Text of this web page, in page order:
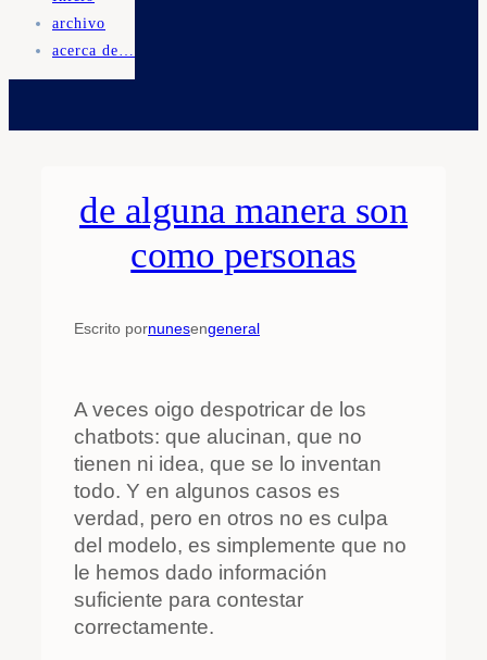
archivo
acerca de…
de alguna manera son
como personas
Escrito pornunesengeneral
A veces oigo despotricar de los
chatbots: que alucinan, que no
tienen ni idea, que se lo inventan
todo. Y en algunos casos es
verdad, pero en otros no es culpa
del modelo, es simplemente que no
le hemos dado información
suficiente para contestar
correctamente.